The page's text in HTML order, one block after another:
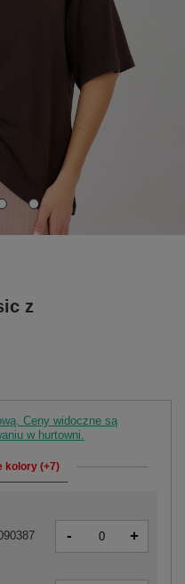
z
Ceny widoczne są
w hurtowni.
kolory (+7)
- +